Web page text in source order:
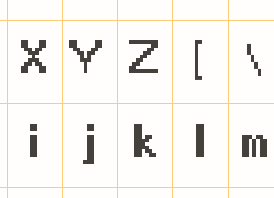
X Y Z \
i j k m